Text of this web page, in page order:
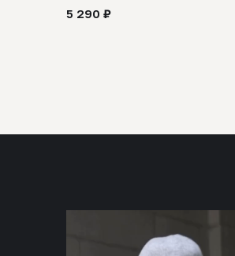
5 290 ₽